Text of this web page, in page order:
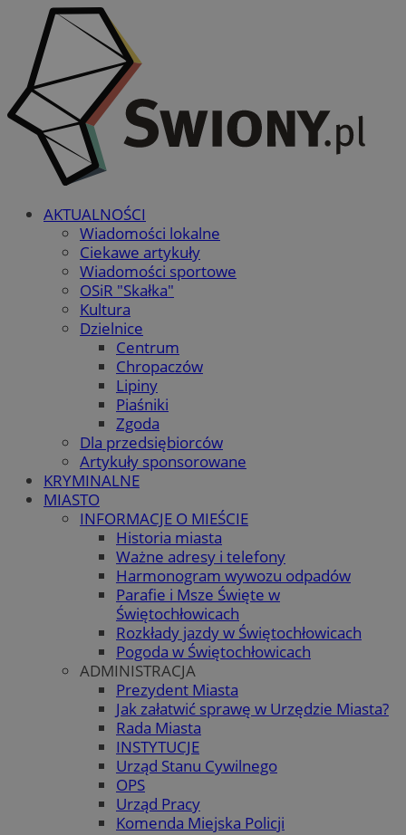
AKTUALNOŚCI
Wiadomości lokalne
Ciekawe artykuły
Wiadomości sportowe
OSiR "Skałka"
Kultura
Dzielnice
Centrum
Chropaczów
Lipiny
Piaśniki
Zgoda
Dla przedsiębiorców
Artykuły sponsorowane
KRYMINALNE
MIASTO
INFORMACJE O MIEŚCIE
Historia miasta
Ważne adresy i telefony
Harmonogram wywozu odpadów
Parafie i Msze Święte w
Świętochłowicach
Rozkłady jazdy w Świętochłowicach
Pogoda w Świętochłowicach
ADMINISTRACJA
Prezydent Miasta
Jak załatwić sprawę w Urzędzie Miasta?
Rada Miasta
INSTYTUCJE
Urząd Stanu Cywilnego
OPS
Urząd Pracy
Komenda Miejska Policji